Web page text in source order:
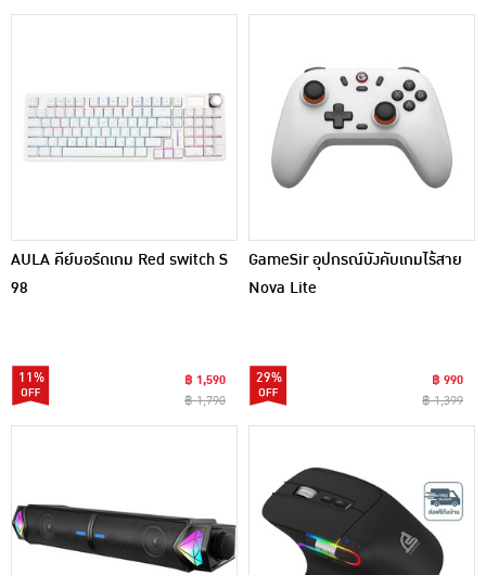
AULA คีย์บอร์ดเกม Red switch S
98
11%
฿ 1,590
฿ 1,790
GameSir อุปกรณ์บังคับเกมไร้สาย
Nova Lite
29%
฿ 990
฿ 1,399